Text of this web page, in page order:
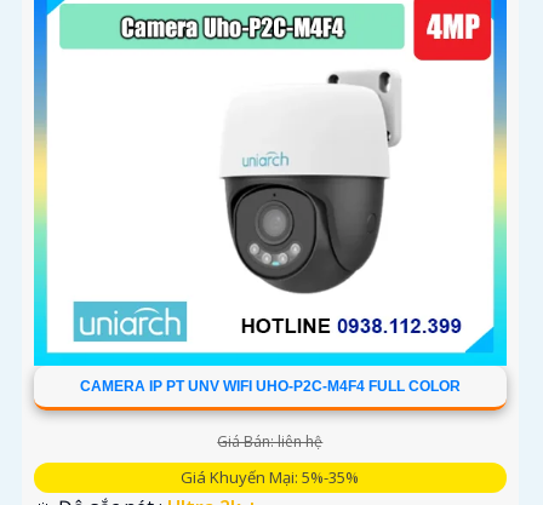
CAMERA IP PT UNV WIFI UHO-P2C-M4F4 FULL COLOR
Giá Bán: liên hệ
Giá Khuyến Mại: 5%-35%